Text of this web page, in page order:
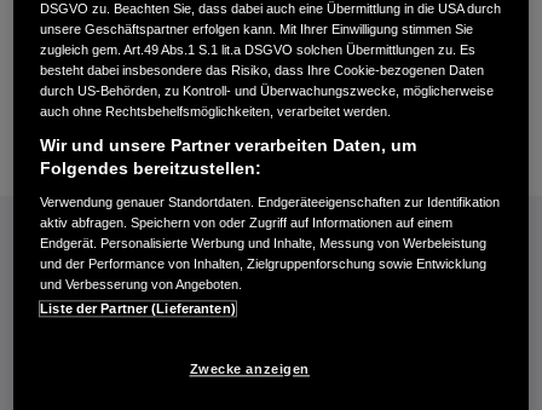
Kundenservice
+493443237130
E-Mail
INFORMATIONEN: KRAFTSTOFFVERBRAUCH/CO2-EMISSIONEN (PDF, 42 KB)
Kraftstoffverbrauch Jazz e:HEV in l/100 km: kombiniert 4,6−4,8. CO₂-
Emissionen in g/km: kombiniert 104−109. CO₂-Klasse: C.
Kraftstoffverbrauch Civic e:HEV in l/100 km: kombiniert 4,8−5,1. CO₂-
Kraftstoffverbrauch HR-V e:HEV in l/100 km: kombiniert 5,4. CO₂-
DSGVO zu. Beachten Sie, dass dabei auch eine Übermittlung in die USA durch
unsere Geschäftspartner erfolgen kann. Mit Ihrer Einwilligung stimmen Sie
zugleich gem. Art.49 Abs.1 S.1 lit.a DSGVO solchen Übermittlungen zu. Es
besteht dabei insbesondere das Risiko, dass Ihre Cookie-bezogenen Daten
durch US-Behörden, zu Kontroll- und Überwachungszwecke, möglicherweise
auch ohne Rechtsbehelfsmöglichkeiten, verarbeitet werden.
Wir und unsere Partner verarbeiten Daten, um
Folgendes bereitzustellen:
Verwendung genauer Standortdaten. Endgeräteeigenschaften zur Identifikation
aktiv abfragen. Speichern von oder Zugriff auf Informationen auf einem
Endgerät. Personalisierte Werbung und Inhalte, Messung von Werbeleistung
und der Performance von Inhalten, Zielgruppenforschung sowie Entwicklung
und Verbesserung von Angeboten.
Liste der Partner (Lieferanten)
Zwecke anzeigen